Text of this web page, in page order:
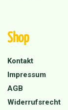
Shop
Kontakt
Impressum
AGB
Widerrufsrecht